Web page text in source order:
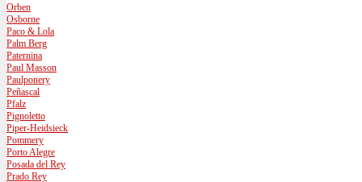
Orben
Osborne
Paco & Lola
Palm Berg
Paternina
Paul Masson
Paulponery
Peñascal
Pfalz
Pignoletto
Piper-Heidsieck
Pommery
Porto Alegre
Posada del Rey
Prado Rey